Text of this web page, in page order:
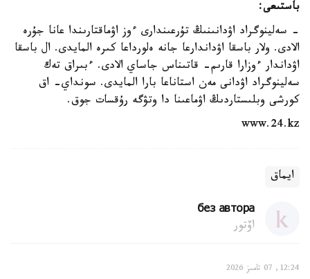
باستىعى:
- سەلينوگراد اۋدانىنىڭ تۇرعىندارى ءوز اۋماقتارىندا عانا جۇرە
الادى. ولار باسقا اۋداندارعا جانە ەلورداعا كىرە المايدى. ال باسقا
اۋداندار ءوزارا قارىم- قاتىناس جاساي الادى. ءبىراق تەك
سەلينوگراد اۋدانى مەن استاناعا بارا المايدى. سونداي- اق
كورشى وبلىستاردىڭ اۋماعىنا دا وتۋگە رۇقسات جوق.
www.24.kz
ايماق
без автора
اۆتور
12:24, 07 تامىز 2026